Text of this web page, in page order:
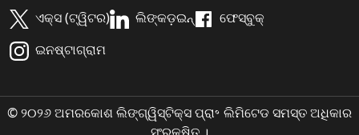
ଏକ୍ସ (ଟ୍ୱିଟର) ଲିଙ୍କଡ଼ଇନ୍
ଫେସ୍ବୁକ୍
ଇନଷ୍ଟାଗ୍ରାମ
© ୨୦୨୬ ଅମରକୋଶ ଲିଙ୍ଗ୍ୱିସ୍ଟିକ୍ସ ପ୍ରା॰ ଲିମିଟେଡ ସମସ୍ତ ଅଧିକାର